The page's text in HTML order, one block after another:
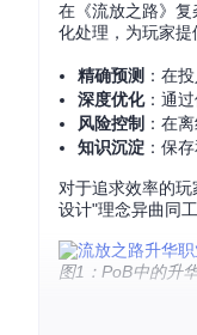
在《流放之路》
化处理，为玩家提
精确预测 ：在
深度优化：通
风险控制 ：在
知识沉淀 ：保
对于追求效率的
设计"理念异曲同
图1：PoB中的升
二、核心模